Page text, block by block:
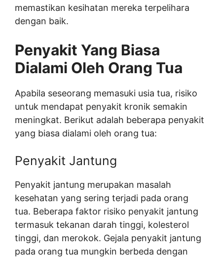
memastikan kesihatan mereka terpelihara
dengan baik.
Penyakit Yang Biasa
Dialami Oleh Orang Tua
Apabila seseorang memasuki usia tua, risiko
untuk mendapat penyakit kronik semakin
meningkat. Berikut adalah beberapa penyakit
yang biasa dialami oleh orang tua:
Penyakit Jantung
Penyakit jantung merupakan masalah
kesehatan yang sering terjadi pada orang
tua. Beberapa faktor risiko penyakit jantung
termasuk tekanan darah tinggi, kolesterol
tinggi, dan merokok. Gejala penyakit jantung
pada orang tua mungkin berbeda dengan